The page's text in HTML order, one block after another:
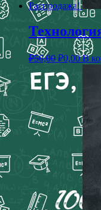
Распродажа!
₽50,00 ₽0,00 В